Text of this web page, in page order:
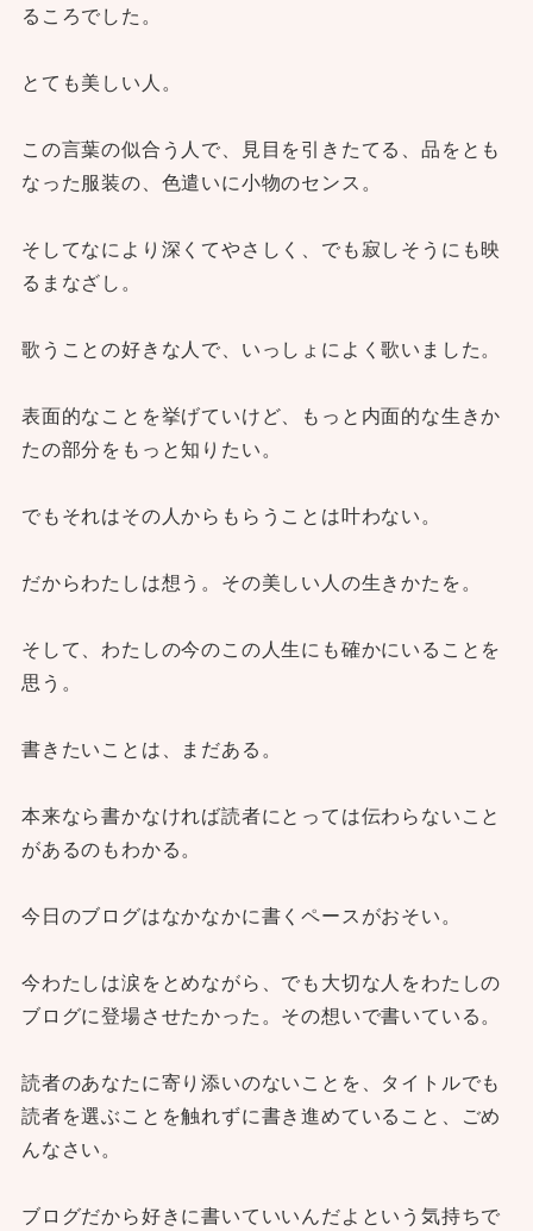
るころでした。
とても美しい人。
この言葉の似合う人で、見目を引きたてる、品をとも
なった服装の、色遣いに小物のセンス。
そしてなにより深くてやさしく、でも寂しそうにも映
るまなざし。
歌うことの好きな人で、いっしょによく歌いました。
表面的なことを挙げていけど、もっと内面的な生きか
たの部分をもっと知りたい。
でもそれはその人からもらうことは叶わない。
だからわたしは想う。その美しい人の生きかたを。
そして、わたしの今のこの人生にも確かにいることを
思う。
書きたいことは、まだある。
本来なら書かなければ読者にとっては伝わらないこと
があるのもわかる。
今日のブログはなかなかに書くペースがおそい。
今わたしは涙をとめながら、でも大切な人をわたしの
ブログに登場させたかった。その想いで書いている。
読者のあなたに寄り添いのないことを、タイトルでも
読者を選ぶことを触れずに書き進めていること、ごめ
んなさい。
ブログだから好きに書いていいんだよという気持ちで